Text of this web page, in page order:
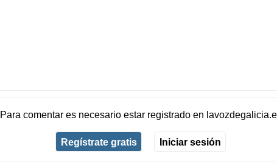
Para comentar es necesario estar registradoen
Regístrate gratis Iniciar sesión